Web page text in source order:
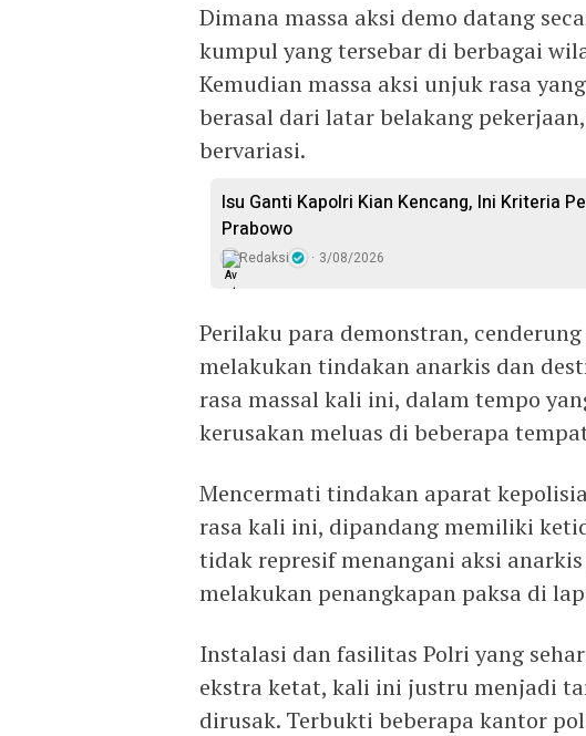
Dimana massa aksi demo datang
kumpul yang tersebar di berbagai
Kemudian massa aksi unjuk rasa
berasal dari latar belakang
bervariasi.
Isu Ganti Kapolri Kian Kencang, Ini Kriteria
Prabowo
Redaksi 3/08/2026
Perilaku para demonstran,
melakukan tindakan anarkis dan
rasa massal kali ini, dalam tempo
kerusakan meluas di beberapa
Mencermati tindakan aparat
rasa kali ini, dipandang memiliki
tidak represif menangani aksi
melakukan penangkapan paksa di
Instalasi dan fasilitas Polri yang
ekstra ketat, kali ini justru menjadi
dirusak. Terbukti beberapa kantor